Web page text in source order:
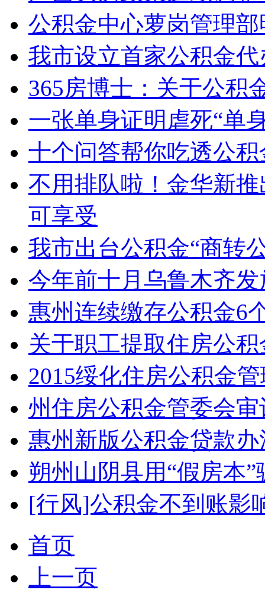
公积金中心萝岗管理
我市设立首家公积金代
365房博士：关于公积
一张单身证明虐死“单
十个问答帮你吃透公
不用排队啦！金华新
可享受
我市出台公积金“商转
今年前十月乌鲁木齐
惠州连续缴存公积金6
关于职工提取住房公
2015绥化住房公积金
州住房公积金管委会
惠州新版公积金贷款
朔州山阴县用“假房本
[行风]公积金不到账影
首页
上一页